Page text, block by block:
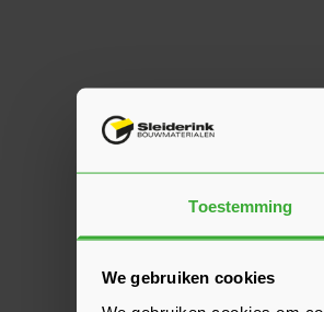
Toestemming
We gebruiken cookies